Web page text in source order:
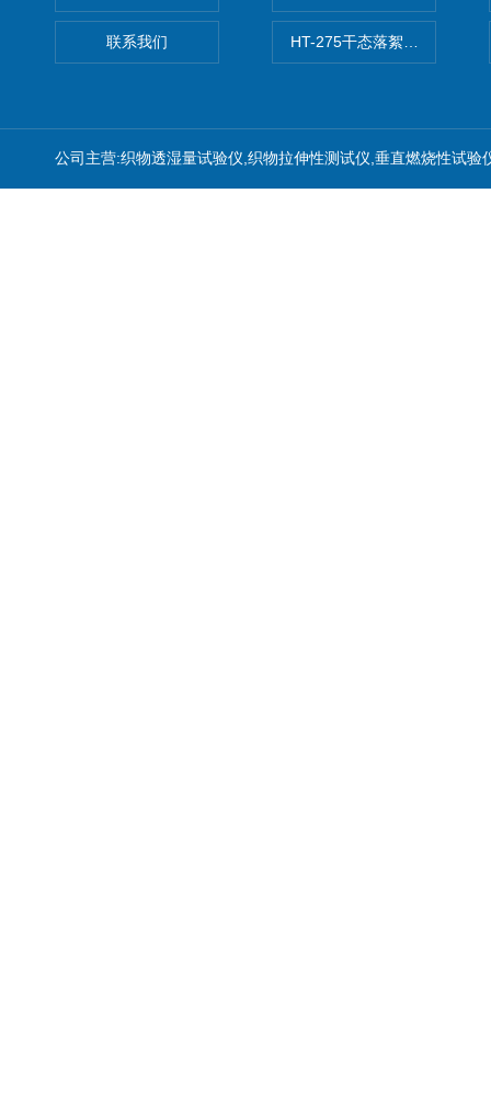
联系我们 HT-275干态落絮测试仪
公司主营:织物透湿量试验仪,织物拉伸性测试仪,垂直燃烧性试验